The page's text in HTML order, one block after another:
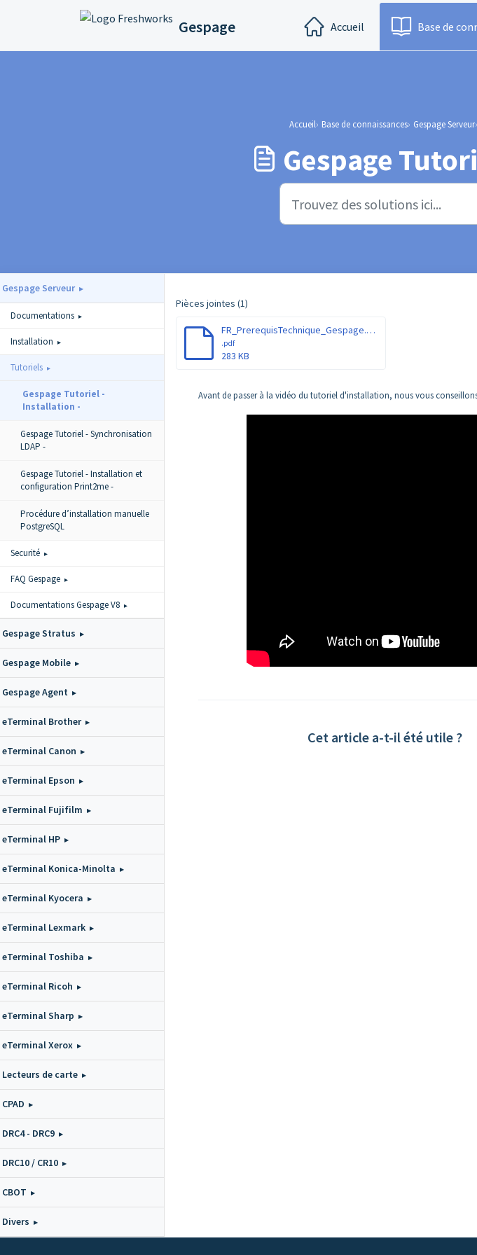
Passer au contenu principal
Gespage Accueil Base de
Accueil Base de connaissances Gespage Serveur
Gespage
Gespage Serveur
Documentations
Installation
Tutoriels
Gespage Tutoriel -
Installation -
Gespage Tutoriel - Synchronisation
LDAP -
Gespage Tutoriel - Installation et
configuration Print2me -
Procédure d’installation manuelle
PostgreSQL
Securité
FAQ Gespage
Documentations Gespage V8
Gespage Stratus
Gespage Mobile
Gespage Agent
eTerminal Brother
eTerminal Canon
eTerminal Epson
eTerminal Fujifilm
eTerminal HP
eTerminal Konica-Minolta
eTerminal Kyocera
eTerminal Lexmark
eTerminal Toshiba
eTerminal Ricoh
eTerminal Sharp
eTerminal Xerox
Lecteurs de carte
CPAD
DRC4 - DRC9
DRC10 / CR10
CBOT
Divers
Pièces jointes (1)
FR_PrerequisTechnique_Gespage.pdf
.pdf
283 KB
Avant de passer à la vidéo du tutoriel d'installation, nous vous
Cet article a-t-il été utile ?